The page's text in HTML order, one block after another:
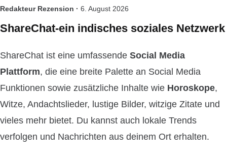
Redakteur Rezension · 6. August 2026
ShareChat-ein indisches soziales Netzwerk
ShareChat ist eine umfassende Social Media
Plattform, die eine breite Palette an Social Media
Funktionen sowie zusätzliche Inhalte wie Horoskope,
Witze, Andachtslieder, lustige Bilder, witzige Zitate und
vieles mehr bietet. Du kannst auch lokale Trends
verfolgen und Nachrichten aus deinem Ort erhalten.